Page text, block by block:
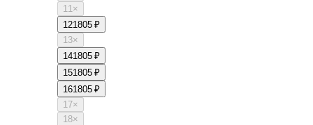
11×
121805 ₽
13×
141805 ₽
151805 ₽
161805 ₽
17×
18×